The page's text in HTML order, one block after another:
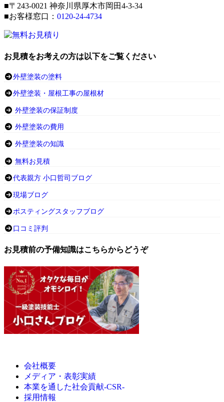
■〒243-0021 神奈川県厚木市岡田4-3-34
■お客様窓口： 0120-24-4734
お見積をお考えの方は以下をご覧ください
外壁塗装の塗料
外壁塗装・屋根工事の屋根材
外壁塗装の保証制度
外壁塗装の費用
外壁塗装の知識
無料お見積
代表親方 小口哲司ブログ
現場ブログ
ポスティングスタッフブログ
口コミ評判
お見積前の予備知識はこちらからどうぞ
会社概要
メディア・表彰実績
本業を通した社会貢献-CSR-
採用情報